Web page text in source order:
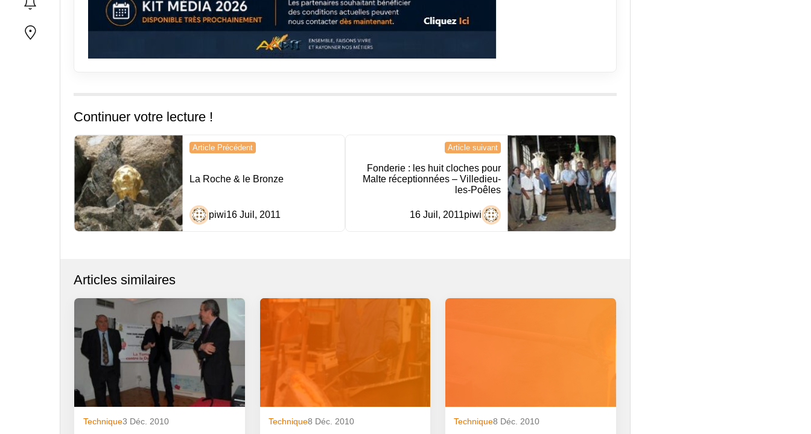
Continuer votre lecture !
Navigation
de
l’article
Article Précédent
La Roche & le Bronze
piwi16 Juil, 2011
Article suivant
Fonderie : les huit cloches pour
Malte réceptionnées – Villedieu-
les-Poêles
piwi
16 Juil, 2011
Articles similaires
Technique3 Déc. 2010 Technique8 Déc. 2010 Technique8 Déc. 2010